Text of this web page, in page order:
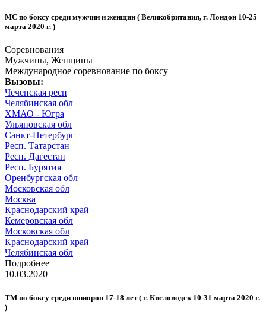
МС по боксу среди мужчин и женщин ( Великобритания, г. Лондон 10-25
марта 2020 г. )
Соревнования
Мужчины, Женщины
Международное соревнование по боксу
Вызовы:
Чеченская респ
Челябинская обл
ХМАО - Югра
Ульяновская обл
Санкт-Петербург
Респ. Татарстан
Респ. Дагестан
Респ. Бурятия
Оренбургская обл
Московская обл
Москва
Краснодарский край
Кемеровская обл
Московская обл
Краснодарский край
Челябинская обл
Подробнее
10.03.2020
ТМ по боксу среди юниоров 17-18 лет ( г. Кисловодск 10-31 марта 2020 г.
)